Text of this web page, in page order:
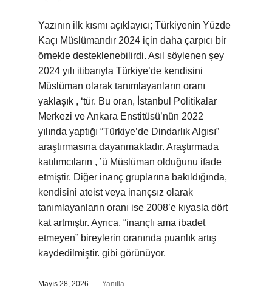
Yazının ilk kısmı açıklayıcı; Türkiyenin Yüzde
Kaçı Müslümandır 2024 için daha çarpıcı bir
örnekle desteklenebilirdi. Asıl söylenen şey
2024 yılı itibarıyla Türkiye’de kendisini
Müslüman olarak tanımlayanların oranı
yaklaşık , ‘tür. Bu oran, İstanbul Politikalar
Merkezi ve Ankara Enstitüsü’nün 2022
yılında yaptığı “Türkiye’de Dindarlık Algısı”
araştırmasına dayanmaktadır. Araştırmada
katılımcıların , ’ü Müslüman olduğunu ifade
etmiştir. Diğer inanç gruplarına bakıldığında,
kendisini ateist veya inançsız olarak
tanımlayanların oranı ise 2008’e kıyasla dört
kat artmıştır. Ayrıca, “inançlı ama ibadet
etmeyen” bireylerin oranında puanlık artış
kaydedilmiştir. gibi görünüyor.
Mayıs 28, 2026 Yanıtla